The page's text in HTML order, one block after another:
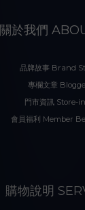
關於我們
品牌故事 Brand
專欄文章
門市資訊 Store-
會員福利 Member
購物說明